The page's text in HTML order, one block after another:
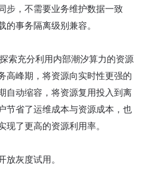
步，不需要业务维护数据一致
事务隔离级别兼容。
索充分利用内部潮汐算力的资源
高峰期，将资源向实时性更强的
自动缩容，将资源复用投入到离
节省了运维成本与资源成本，也
了更高的资源利用率。
灰度试用。